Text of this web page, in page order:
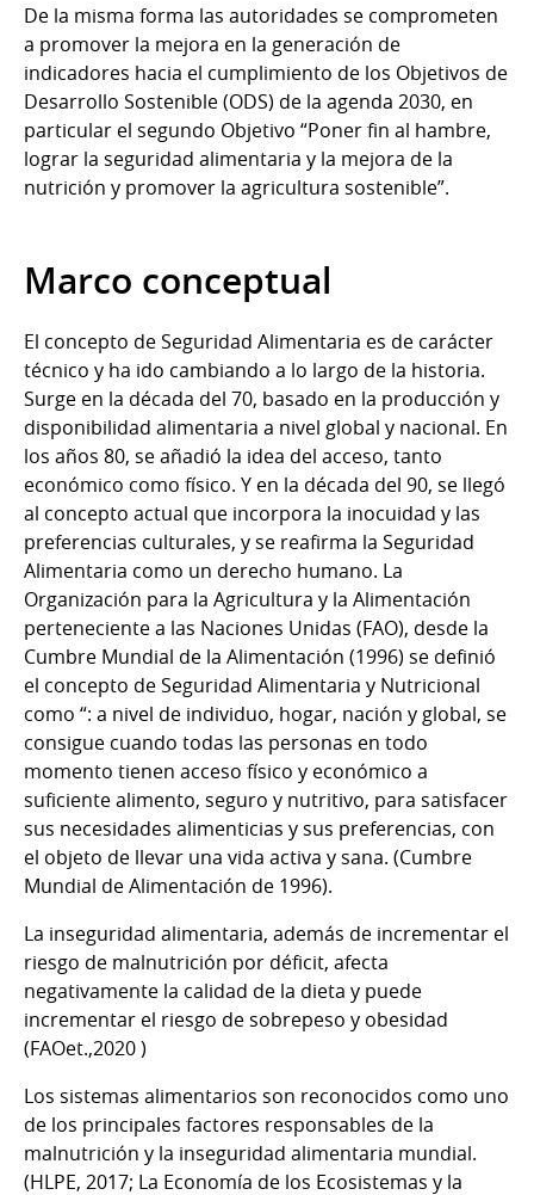
De la misma forma las autoridades se comprometen
a promover la mejora en la generación de
indicadores hacia el cumplimiento de los Objetivos de
Desarrollo Sostenible (ODS) de la agenda 2030, en
particular el segundo Objetivo “Poner fin al hambre,
lograr la seguridad alimentaria y la mejora de la
nutrición y promover la agricultura sostenible”.
Marco conceptual
El concepto de Seguridad Alimentaria es de carácter
técnico y ha ido cambiando a lo largo de la historia.
Surge en la década del 70, basado en la producción y
disponibilidad alimentaria a nivel global y nacional. En
los años 80, se añadió la idea del acceso, tanto
económico como físico. Y en la década del 90, se llegó
al concepto actual que incorpora la inocuidad y las
preferencias culturales, y se reafirma la Seguridad
Alimentaria como un derecho humano. La
Organización para la Agricultura y la Alimentación
perteneciente a las Naciones Unidas (FAO), desde la
Cumbre Mundial de la Alimentación (1996) se definió
el concepto de Seguridad Alimentaria y Nutricional
como “: a nivel de individuo, hogar, nación y global, se
consigue cuando todas las personas en todo
momento tienen acceso físico y económico a
suficiente alimento, seguro y nutritivo, para satisfacer
sus necesidades alimenticias y sus preferencias, con
el objeto de llevar una vida activa y sana. (Cumbre
Mundial de Alimentación de 1996).
La inseguridad alimentaria, además de incrementar el
riesgo de malnutrición por déficit, afecta
negativamente la calidad de la dieta y puede
incrementar el riesgo de sobrepeso y obesidad
(FAOet.,2020 )
Los sistemas alimentarios son reconocidos como uno
de los principales factores responsables de la
malnutrición y la inseguridad alimentaria mundial.
(HLPE, 2017; La Economía de los Ecosistemas y la